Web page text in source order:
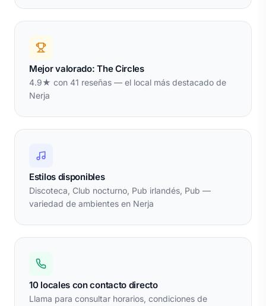
Mejor valorado: The Circles
4.9★ con 41 reseñas — el local más destacado de
Nerja
Estilos disponibles
Discoteca, Club nocturno, Pub irlandés, Pub —
variedad de ambientes en Nerja
10 locales con contacto directo
Llama para consultar horarios, condiciones de